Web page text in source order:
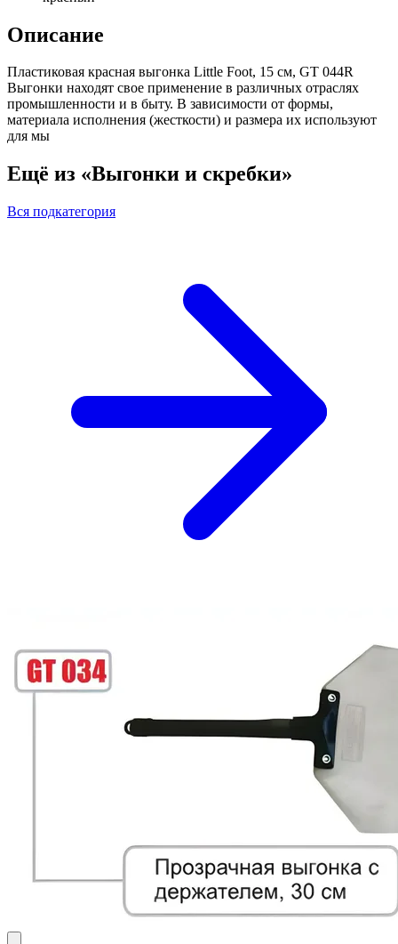
Описание
Пластиковая красная выгонка Little Foot, 15 см, GT 044R
Выгонки находят свое применение в различных отраслях
промышленности и в быту. В зависимости от формы,
материала исполнения (жесткости) и размера их используют
для мы
Ещё из «Выгонки и скребки»
Вся подкатегория